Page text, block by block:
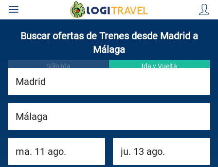
Cruceros
Buscar ofertas de Trenes desde Madrid a
Málaga
Sólo Ida Ida y Vuelta